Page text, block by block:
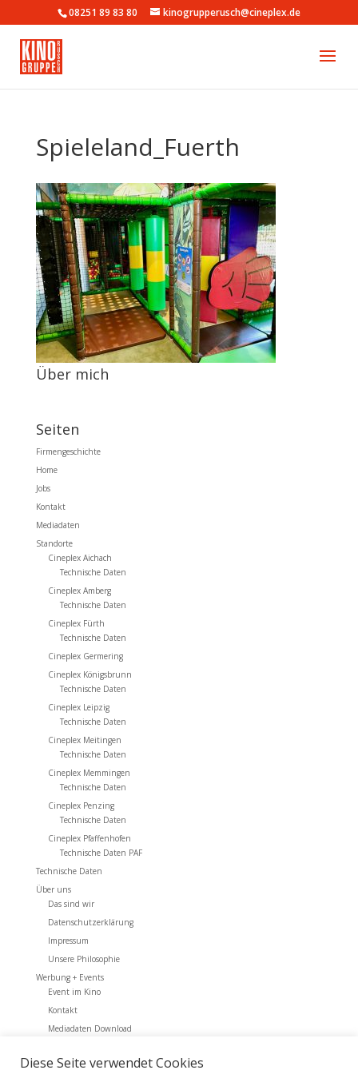
08251 89 83 80 kinogrupperusch@cineplex.de
Spieleland_Fuerth
Über mich
Seiten
Firmengeschichte
Home
Jobs
Kontakt
Mediadaten
Standorte
Cineplex Aichach
Technische Daten
Cineplex Amberg
Technische Daten
Cineplex Fürth
Technische Daten
Cineplex Germering
Cineplex Königsbrunn
Technische Daten
Cineplex Leipzig
Technische Daten
Cineplex Meitingen
Technische Daten
Cineplex Memmingen
Technische Daten
Cineplex Penzing
Technische Daten
Cineplex Pfaffenhofen
Technische Daten PAF
Technische Daten
Über uns
Das sind wir
Datenschutzerklärung
Impressum
Unsere Philosophie
Werbung + Events
Event im Kino
Kontakt
Mediadaten Download
Diese Seite verwendet Cookies